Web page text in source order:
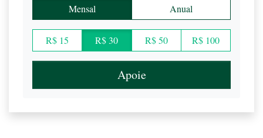
Mensal Anual
R$ 15 R$ 30 R$ 50 R$ 100
Apoie